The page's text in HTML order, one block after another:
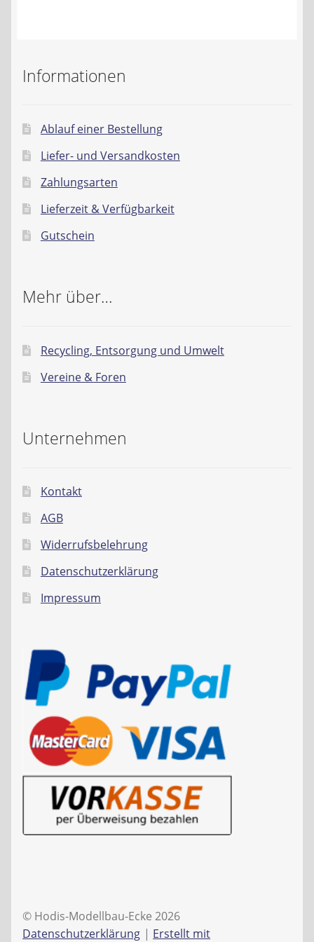
Widerrufsbelehrung
Datenschutzerklärung
Impressum
Informationen
Ablauf einer Bestellung
Liefer- und Versandkosten
Zahlungsarten
Lieferzeit & Verfügbarkeit
Gutschein
Mehr über…
Recycling, Entsorgung und Umwelt
Vereine & Foren
Unternehmen
Kontakt
AGB
Widerrufsbelehrung
Datenschutzerklärung
Impressum
© Hodis-Modellbau-Ecke 2026
Datenschutzerklärung
Erstellt mit